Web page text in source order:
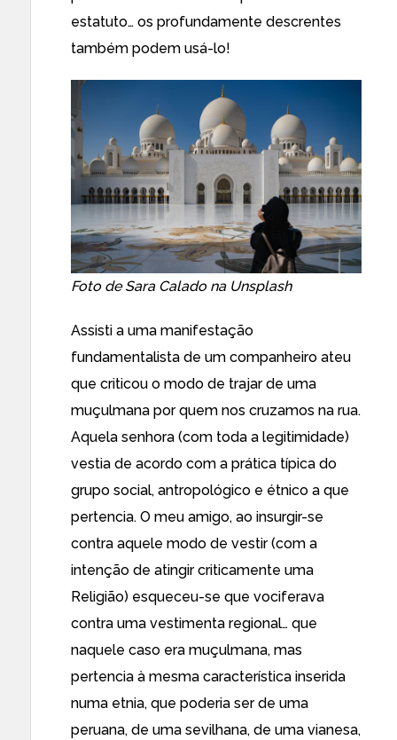
estatuto… os profundamente descrentes
também podem usá-lo!
Foto deSara Caladona Unsplash
Assisti a uma manifestação
fundamentalista de um companheiro ateu
que criticou o modo de trajar de uma
muçulmana por quem nos cruzamos na rua.
Aquela senhora (com toda a legitimidade)
vestia de acordo com a prática típica do
grupo social, antropológico e étnico a que
pertencia. O meu amigo, ao insurgir-se
contra aquele modo de vestir (com a
intenção de atingir criticamente uma
Religião) esqueceu-se que vociferava
contra uma vestimenta regional… que
naquele caso era muçulmana, mas
pertencia à mesma característica inserida
numa etnia, que poderia ser de uma
peruana, de uma sevilhana, de uma vianesa,